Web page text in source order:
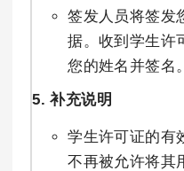
签发人员将签发
据。收到学生许
您的姓名并签名。
5. 补充说明
学生许可证的有
不再被允许将其